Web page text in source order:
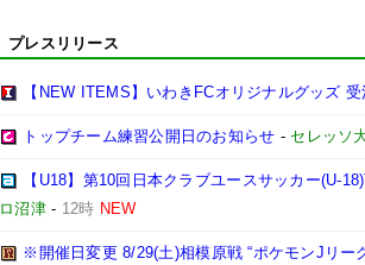
プレスリリース
【NEW ITEMS】いわきFCオリジナルグッズ
トップチーム練習公開日のお知らせ - セレッソ
【U18】第10回日本クラブユースサッカー(U-
ロ沼津- 12時 NEW
※開催日変更 8/29(土)相模原戦 “ポケモンJリー